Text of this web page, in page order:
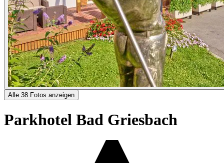
Alle 38 Fotos anzeigen
Parkhotel Bad Griesbach